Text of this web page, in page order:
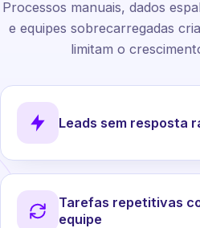
Processos manuais, dados
e equipes sobrecarregadas
limitam o
Leads sem resposta
Tarefas repetitivas
equipe